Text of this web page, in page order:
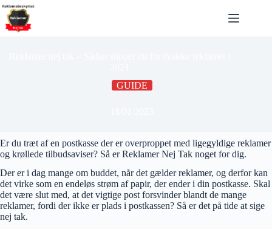
Fortsæt
indhold
GUIDE
Er du træt af en postkasse der er overproppet med ligegyldige reklamer
og krøllede tilbudsaviser? Så er Reklamer Nej Tak noget for dig.
Der er i dag mange om buddet, når det gælder reklamer, og derfor kan
det virke som en endeløs strøm af papir, der ender i din postkasse. Skal
det være slut med, at det vigtige post forsvinder blandt de mange
reklamer, fordi der ikke er plads i postkassen? Så er det på tide at sige
nej tak.